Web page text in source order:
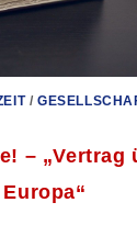
/
– „Vertrag